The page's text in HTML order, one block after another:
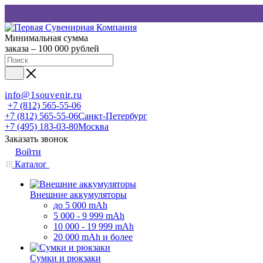
Минимальная сумма
заказа – 100 000 рублей
info@1souvenir.ru
+7 (812) 565-55-06
+7 (812) 565-55-06Санкт-Петербург
+7 (495) 183-03-80Москва
Заказать звонок
Войти
Каталог
Внешние аккумуляторы
до 5 000 mAh
5 000 - 9 999 mAh
10 000 - 19 999 mAh
20 000 mAh и более
Сумки и рюкзаки